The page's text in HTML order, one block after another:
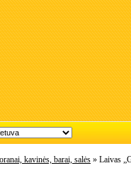
kavinės, barai, salės » Laivas